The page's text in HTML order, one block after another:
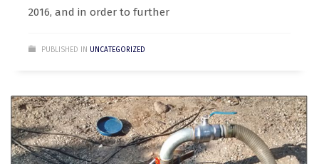
2016, and in order to further
PUBLISHED IN UNCATEGORIZED